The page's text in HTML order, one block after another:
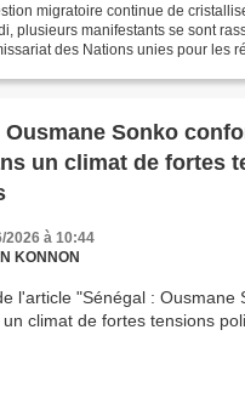
migratoire continue de
plusieurs manifestants se sont
des Nations unies pour les
Ousmane Sonko
un climat de fortes
2026 à 10:44
KONNON